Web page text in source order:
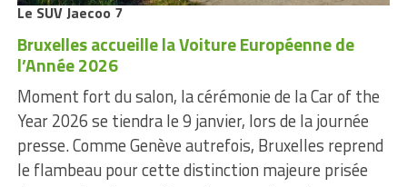
Le SUV Jaecoo 7
Bruxelles accueille la Voiture Européenne de
l’Année 2026
Moment fort du salon, la cérémonie de la Car of the
Year 2026 se tiendra le 9 janvier, lors de la journée
presse. Comme Genève autrefois, Bruxelles reprend
le flambeau pour cette distinction majeure prisée